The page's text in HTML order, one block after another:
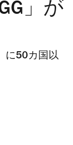
」が
に50カ国以